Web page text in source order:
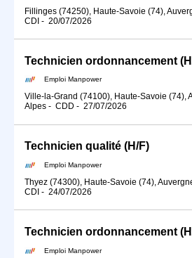
Fillinges (74250), Haute-Savoie (74),
CDI - 20/07/2026
Technicien ordonnancement
Emploi Manpower
Ville-la-Grand (74100), Haute-Savoie (74),
Alpes - CDD - 27/07/2026
Technicien qualité (H/F)
Emploi Manpower
Thyez (74300), Haute-Savoie (74),
CDI - 24/07/2026
Technicien ordonnancement
Emploi Manpower